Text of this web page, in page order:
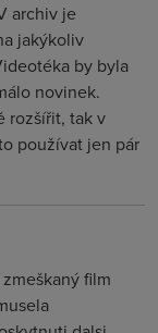
archiv je
jakýkoliv
by byla
novinek.
rozšířit, tak v
používat jen pár
film